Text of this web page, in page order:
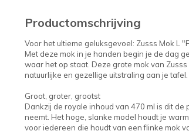
Productomschrijving
Voor het ultieme geluksgevoel: Zusss Mok L
Met deze mok in je handen begin je de dag
waar het op staat. Deze grote mok van
natuurlijke en gezellige uitstraling aan je tafel.
Groot, groter, grootst
Dankzij de royale inhoud van 470 ml is dit
neemt. Het hoge, slanke model houdt je
voor iedereen die houdt van een flinke mok